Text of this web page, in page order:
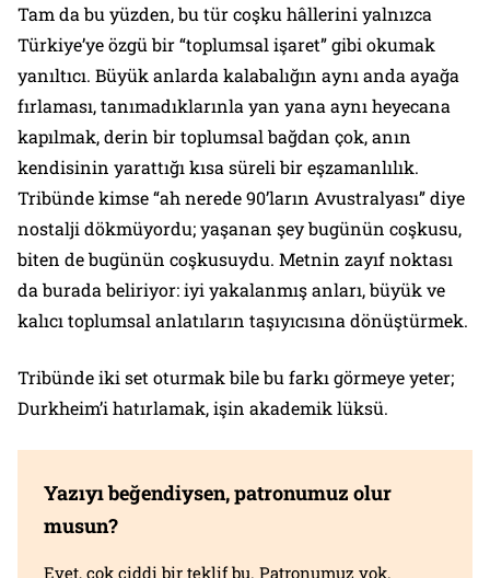
Tam da bu yüzden, bu tür coşku hâllerini yalnızca
Türkiye’ye özgü bir “toplumsal işaret” gibi okumak
yanıltıcı. Büyük anlarda kalabalığın aynı anda ayağa
fırlaması, tanımadıklarınla yan yana aynı heyecana
kapılmak, derin bir toplumsal bağdan çok, anın
kendisinin yarattığı kısa süreli bir eşzamanlılık.
Tribünde kimse “ah nerede 90’ların Avustralyası” diye
nostalji dökmüyordu; yaşanan şey bugünün coşkusu,
biten de bugünün coşkusuydu. Metnin zayıf noktası
da burada beliriyor: iyi yakalanmış anları, büyük ve
kalıcı toplumsal anlatıların taşıyıcısına dönüştürmek.
Tribünde iki set oturmak bile bu farkı görmeye yeter;
Durkheim’i hatırlamak, işin akademik lüksü.
Yazıyı beğendiysen, patronumuz olur
musun?
Evet, çok ciddi bir teklif bu. Patronumuz yok.